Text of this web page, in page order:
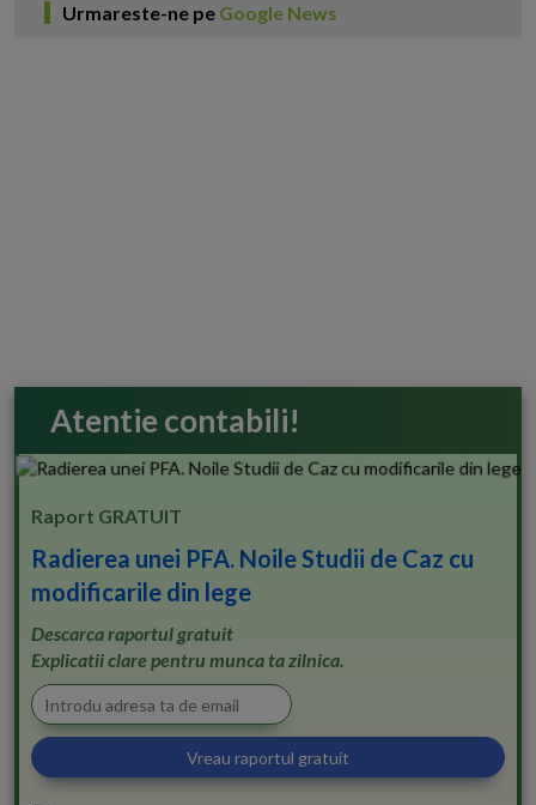
Urmareste-ne pe Google News
Atentie contabili!
Raport GRATUIT
Radierea unei PFA. Noile Studii de Caz cu
modificarile din lege
Descarca raportul gratuit
Explicatii clare pentru munca ta zilnica.